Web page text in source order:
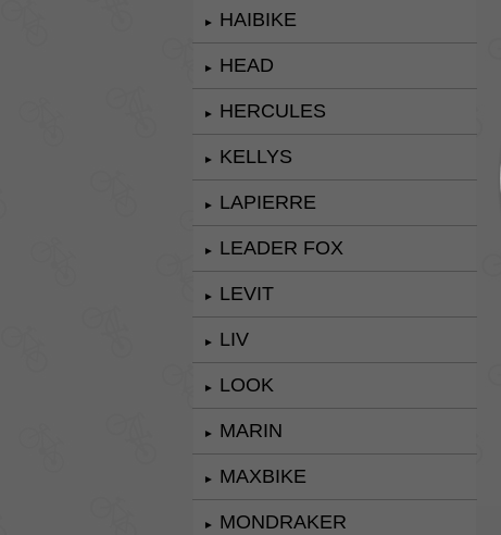
► HAIBIKE
► HEAD
► HERCULES
► KELLYS
► LAPIERRE
► LEADER FOX
► LEVIT
► LIV
► LOOK
► MARIN
► MAXBIKE
► MONDRAKER